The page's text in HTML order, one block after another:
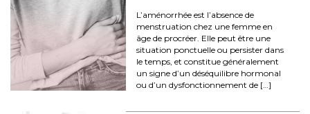
L’aménorrhée est l’absence de
menstruation chez une femme en
âge de procréer. Elle peut être une
situation ponctuelle ou persister dans
le temps, et constitue généralement
un signe d’un déséquilibre hormonal
ou d’un dysfonctionnement de […]